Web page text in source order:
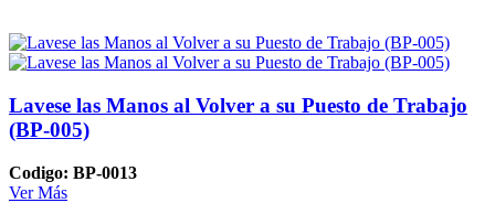
Lavese las Manos al Volver a su Puesto de Trabajo
(BP-005)
Codigo: BP-0013
Ver Más